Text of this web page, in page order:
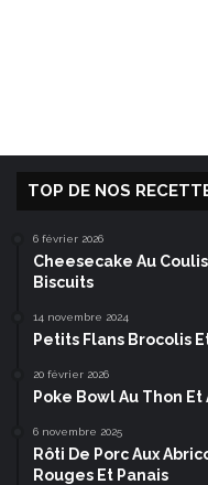
TOP DE NOS
6 février 2026
Cheesecake Au
Biscuits
14 novembre 2024
Petits Flans Brocolis
20 février 2026
Poke Bowl Au Thon
6 novembre 2025
Rôti De Porc Aux
Rouges Et Panais